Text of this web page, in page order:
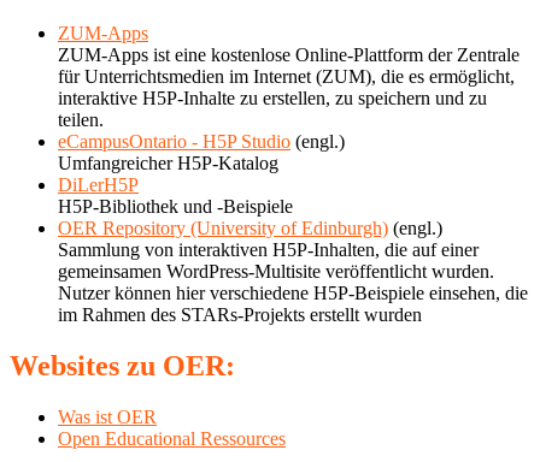
ZUM-Apps
ZUM-Apps ist eine kostenlose Online-Plattform der Zentrale
für Unterrichtsmedien im Internet (ZUM), die es ermöglicht,
interaktive H5P-Inhalte zu erstellen, zu speichern und zu
teilen.
eCampusOntario - H5P Studio (engl.)
Umfangreicher H5P-Katalog
DiLerH5P
H5P-Bibliothek und -Beispiele
OER Repository (University of Edinburgh) (engl.)
Sammlung von interaktiven H5P-Inhalten, die auf einer
gemeinsamen WordPress-Multisite veröffentlicht wurden.
Nutzer können hier verschiedene H5P-Beispiele einsehen, die
im Rahmen des STARs-Projekts erstellt wurden
Websites zu OER:
Was ist OER
Open Educational Ressources